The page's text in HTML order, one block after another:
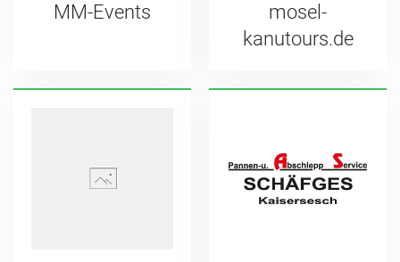
MM-Events
mosel-
kanutours.de